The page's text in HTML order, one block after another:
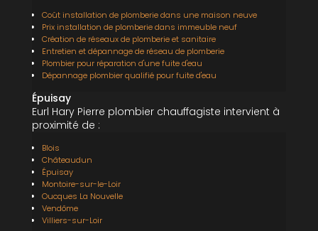
Coût installation de plomberie dans une maison neuve
Prix installation de plomberie dans immeuble neuf
Création de réseaux de plomberie et sanitaire
Entretien et dépannage de réseau de plomberie
Plombier pour réparation d'une fuite d'eau
Dépannage plombier qualifié pour fuite d'eau
Épuisay
Eurl Hary Pierre plombier chauffagiste intervient à
proximité de :
Blois
Châteaudun
Épuisay
Montoire-sur-le-Loir
Oucques La Nouvelle
Vendôme
Villiers-sur-Loir